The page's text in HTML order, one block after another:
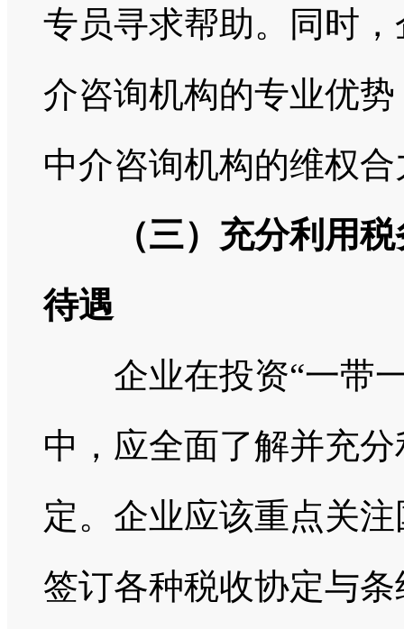
专员寻求帮助。同时
介咨询机构的专业优
中介咨询机构的维权
（三）充分利用
待遇
企业在投资“一带一
中，应全面了解并充
定。企业应该重点关
签订各种税收协定与